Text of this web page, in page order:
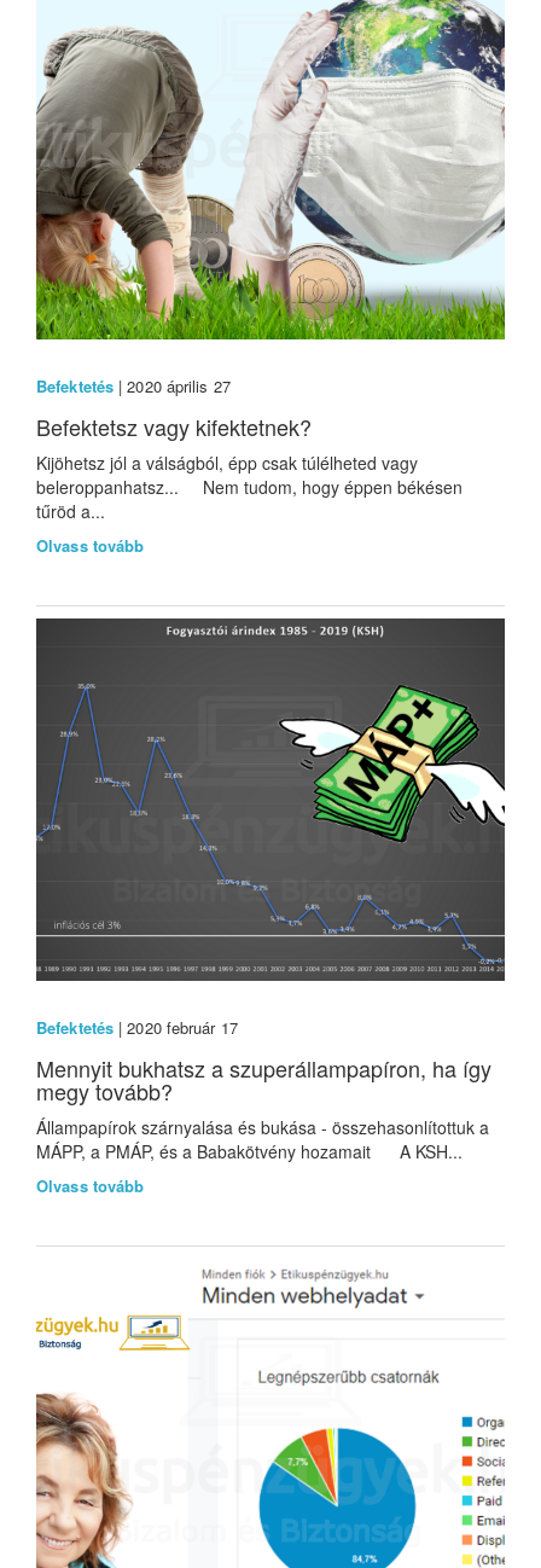
Befektetés | 2020 április 27
Befektetsz vagy kifektetnek?
Kijöhetsz jól a válságból, épp csak túlélheted vagy
beleroppanhatsz... Nem tudom, hogy éppen békésen
tűröd a...
Olvass tovább
Befektetés | 2020 február 17
Mennyit bukhatsz a szuperállampapíron, ha így
megy tovább?
Állampapírok szárnyalása és bukása - összehasonlítottuk a
MÁPP, a PMÁP, és a Babakötvény hozamait A KSH...
Olvass tovább